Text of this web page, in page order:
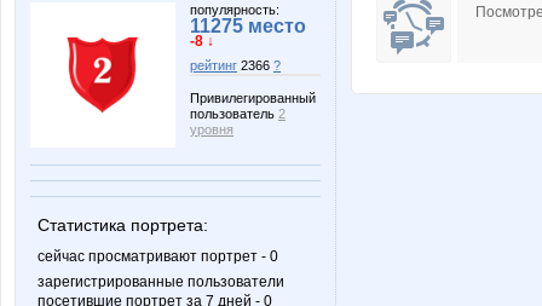
популярность:
11275 место
-8 ↓
рейтинг 2366 ?
Привилегированный
пользователь 2
уровня
Статистика портрета:
сейчас просматривают портрет - 0
зарегистрированные пользователи
посетившие портрет за 7 дней - 0
anusha21 azaliya